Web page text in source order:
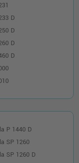
D
D
D
D
P 1440 D
SP 1260
SP 1260 D